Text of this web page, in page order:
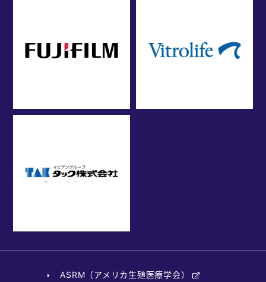
ASRM（アメリカ生殖医療学会）